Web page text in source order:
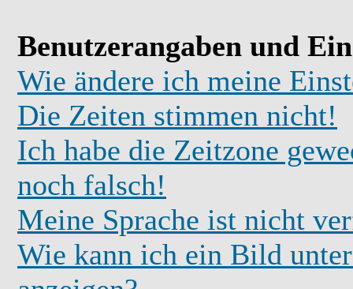
Benutzerangaben und
Wie ändere ich meine
Die Zeiten stimmen nicht!
Ich habe die Zeitzone
noch falsch!
Meine Sprache ist nicht
Wie kann ich ein Bild